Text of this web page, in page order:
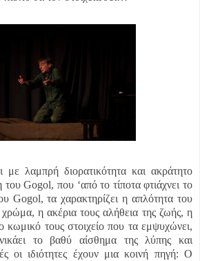
με λαμπρή διορατικότητα και ακράτητο
Gogol, που ‘από το τίποτα φτιάχνει το
Gogol, τα χαρακτηρίζει η απλότητα του
η ακέρια τους αλήθεια της ζωής, η
κωμικό τους στοιχείο που τα εμψυχώνει,
το βαθύ αίσθημα της λύπης και
οι ιδιότητες έχουν μια κοινή πηγή: Ο